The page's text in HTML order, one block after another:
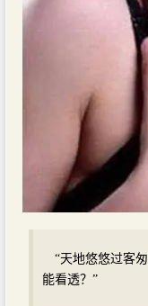
“天地悠悠过客
能看透？”